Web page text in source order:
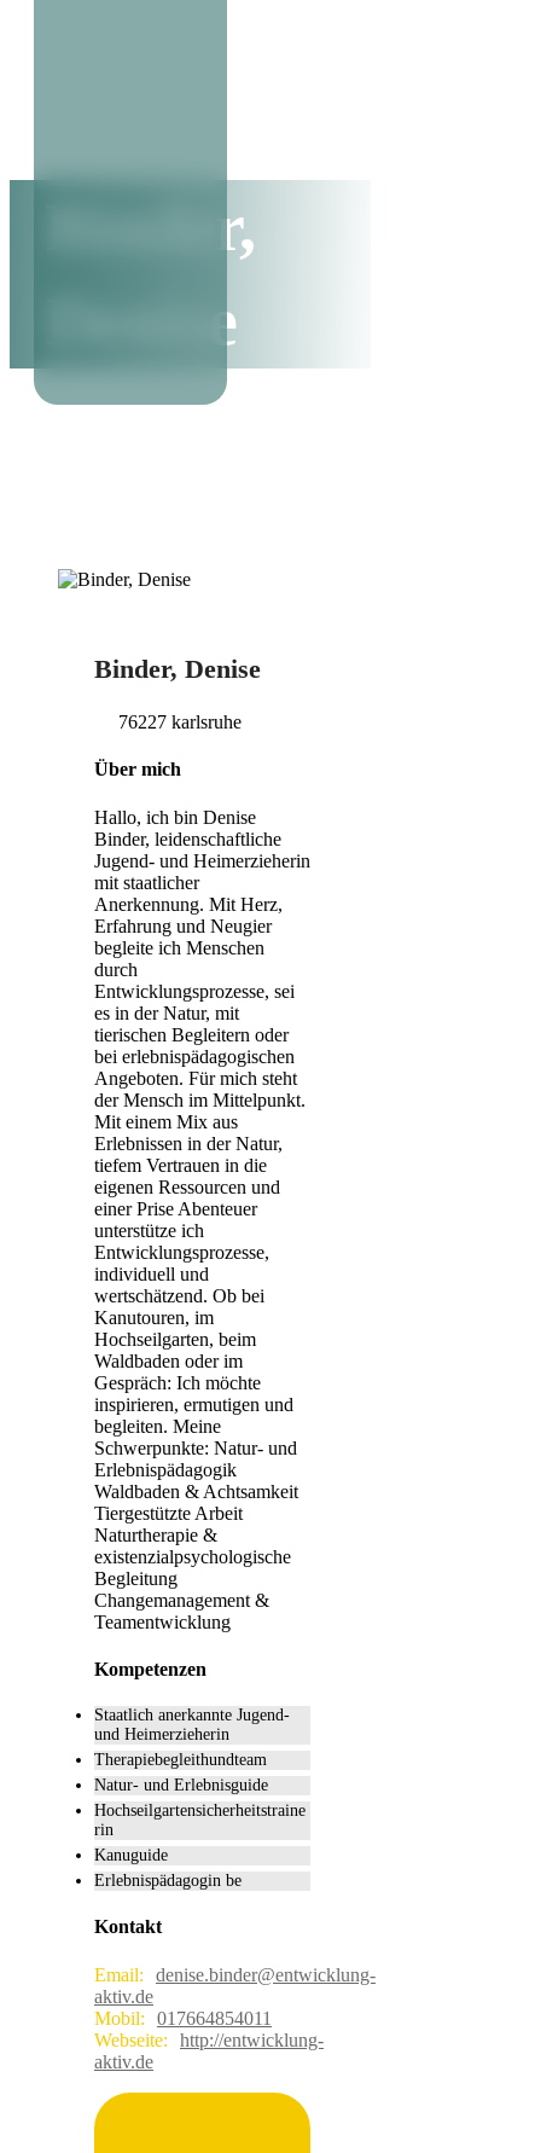
Binder,
Denise
Binder, Denise
76227 karlsruhe
Über mich
Hallo, ich bin Denise
Binder, leidenschaftliche
Jugend- und Heimerzieherin
mit staatlicher
Anerkennung. Mit Herz,
Erfahrung und Neugier
begleite ich Menschen
durch
Entwicklungsprozesse, sei
es in der Natur, mit
tierischen Begleitern oder
bei erlebnispädagogischen
Angeboten. Für mich steht
der Mensch im Mittelpunkt.
Mit einem Mix aus
Erlebnissen in der Natur,
tiefem Vertrauen in die
eigenen Ressourcen und
einer Prise Abenteuer
unterstütze ich
Entwicklungsprozesse,
individuell und
wertschätzend. Ob bei
Kanutouren, im
Hochseilgarten, beim
Waldbaden oder im
Gespräch: Ich möchte
inspirieren, ermutigen und
begleiten. Meine
Schwerpunkte: Natur- und
Erlebnispädagogik
Waldbaden & Achtsamkeit
Tiergestützte Arbeit
Naturtherapie &
existenzialpsychologische
Begleitung
Changemanagement &
Teamentwicklung
Kompetenzen
Staatlich anerkannte Jugend-
und Heimerzieherin
Therapiebegleithundteam
Natur- und Erlebnisguide
Hochseilgartensicherheitstraine
rin
Kanuguide
Erlebnispädagogin be
Kontakt
Email:
denise.binder@entwicklung-
aktiv.de
Mobil:
017664854011
Webseite:
http://entwicklung-
aktiv.de